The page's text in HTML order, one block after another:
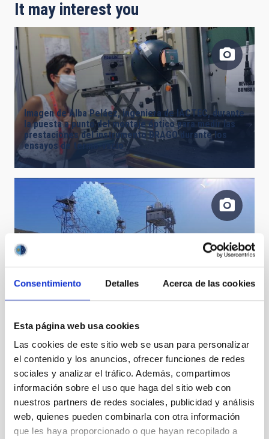
Consentimiento Detalles Acerca de las cookies
Esta página web usa cookies
Las cookies de este sitio web se usan para personalizar
el contenido y los anuncios, ofrecer funciones de redes
sociales y analizar el tráfico. Además, compartimos
información sobre el uso que haga del sitio web con
nuestros partners de redes sociales, publicidad y análisis
web, quienes pueden combinarla con otra información
que les haya proporcionado o que hayan recopilado a
It may interest you
Imagen de Alba Peláez, ingeniera de IACTEC, durante
la puesta a punto del montaje óptico para medir las
prestaciones del instrumento DRAGO durante los
ensayos de termo-vacío
Early days of the Milky Way - artist impression